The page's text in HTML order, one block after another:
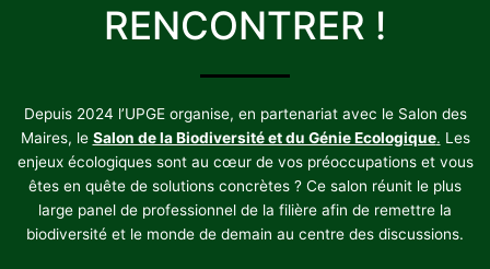
RENCONTRER !
Depuis 2024 l’UPGE organise, en partenariat avec le Salon des
Maires, le Salon de la Biodiversité et du Génie Ecologique. Les
enjeux écologiques sont au cœur de vos préoccupations et vous
êtes en quête de solutions concrètes ? Ce salon réunit le plus
large panel de professionnel de la filière afin de remettre la
biodiversité et le monde de demain au centre des discussions.